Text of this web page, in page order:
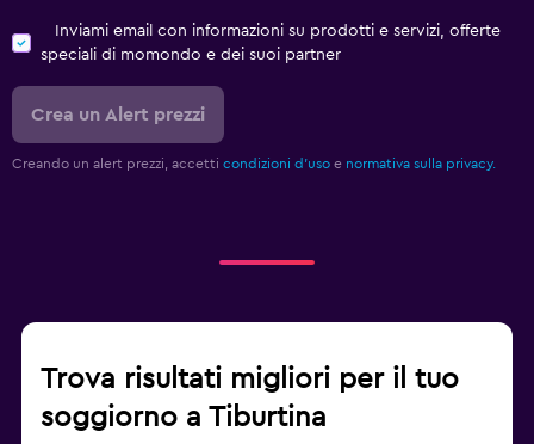
Inviami email con informazioni su prodotti e servizi, offerte
speciali di momondo e dei suoi partner
Crea un Alert prezzi
Creando un alert prezzi, accetti condizioni d'uso e normativa sulla privacy.
Trova risultati migliori per il tuo
soggiorno a Tiburtina